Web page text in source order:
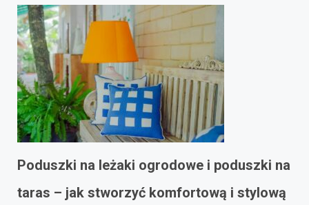
Poduszki na leżaki ogrodowe i poduszki na
taras – jak stworzyć komfortową i stylową